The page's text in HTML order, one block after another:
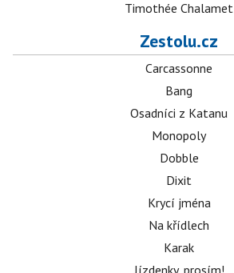
Timothée Chalamet
Zestolu.cz
Carcassonne
Bang
Osadníci z Katanu
Monopoly
Dobble
Dixit
Krycí jména
Na křídlech
Karak